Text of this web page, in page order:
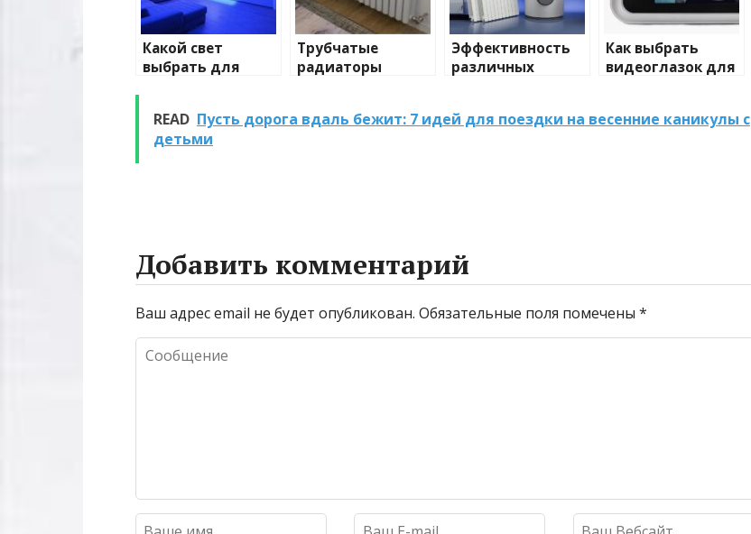
Какой свет
выбрать для
Трубчатые
радиаторы
Эффективность
различных
очистке и
Как выбрать
видеоглазок для
READ Пусть дорога вдаль бежит: 7 идей для поездки на весенние каникулы с
детьми
Добавить комментарий
Ваш адрес email не будет опубликован. Обязательные поля помечены *